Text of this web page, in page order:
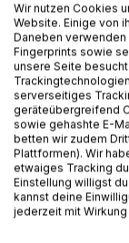
BESCHREIBUNG
In a series of
insights from his
filled with
a way that's
background in
Some stories
the photos to
a lost control
scenes
Wir nutzen Cookies
Website. Einige von
Daneben
Fingerprints sowie
unsere Seite
serverseitiges
geräteübergreifend
sowie gehashte E-
betten wir zudem
Plattformen). Wir
etwaiges Tracking
Einstellung willigst
kannst deine
jederzeit mit